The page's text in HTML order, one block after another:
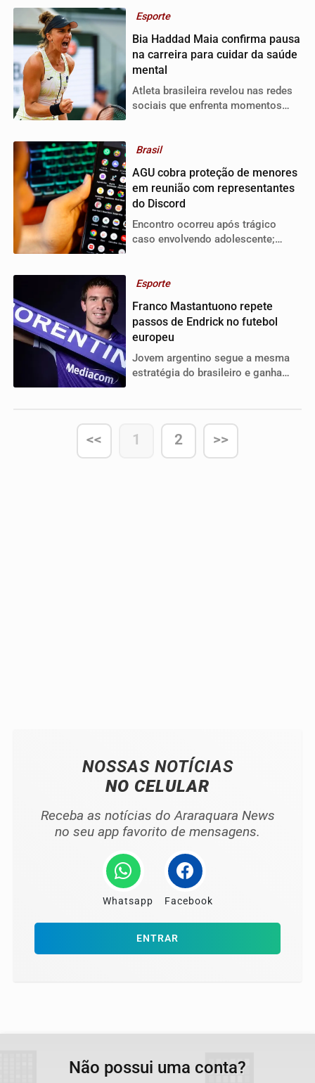
Esporte
Bia Haddad Maia confirma pausa
na carreira para cuidar da saúde
mental
Atleta brasileira revelou nas redes
sociais que enfrenta momentos
Brasil
AGU cobra proteção de menores
em reunião com representantes
do Discord
Encontro ocorreu após trágico
caso envolvendo adolescente;
Esporte
Franco Mastantuono repete
passos de Endrick no futebol
europeu
Jovem argentino segue a mesma
estratégia do brasileiro e ganha
<< 1 2 >>
NOSSAS NOTÍCIAS
NO CELULAR
Receba as notícias do Araraquara News
no seu app favorito de mensagens.
Whatsapp Facebook
ENTRAR
Não possui uma conta?